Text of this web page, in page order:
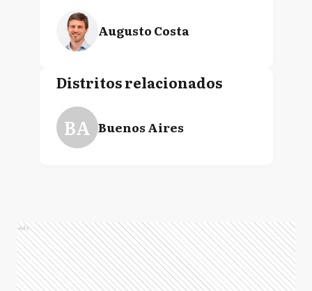
Augusto Costa
Distritos relacionados
BA Buenos Aires
Ads